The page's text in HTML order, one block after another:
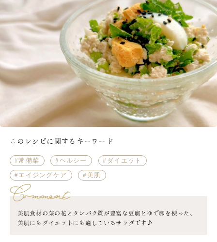
このレシピに関するキーワード
常備菜 ヘルシー ダイエット
エイジングケア 美肌
美肌食材の菜の花とタンパク質が豊富な豆腐とゆで卵を使った、
美肌にもダイエットにも適しているサラダです♪